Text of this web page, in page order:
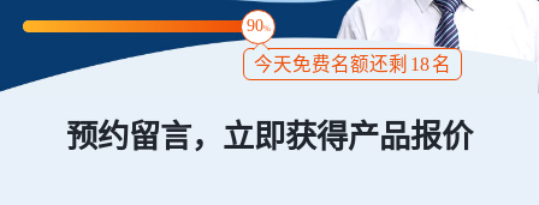
90%
今天免费名额还剩 18名
预约留言，立即获得产品报价